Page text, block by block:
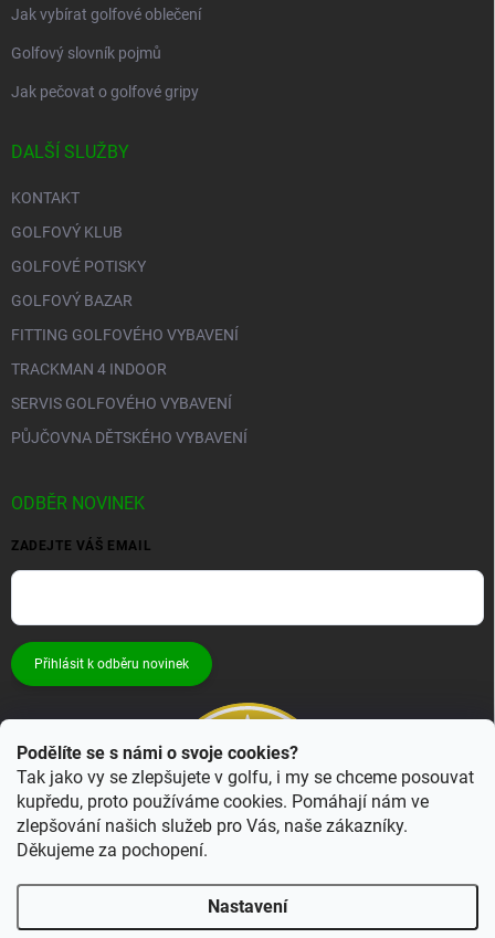
Podělíte se s námi o svoje cookies?
Tak jako vy se zlepšujete v golfu, i my se chceme posouvat
kupředu, proto používáme cookies. Pomáhají nám ve
zlepšování našich služeb pro Vás, naše zákazníky.
Děkujeme za pochopení.
Nastavení
Jak vybírat golfové oblečení
Golfový slovník pojmů
Jak pečovat o golfové gripy
DALŠÍ SLUŽBY
KONTAKT
GOLFOVÝ KLUB
GOLFOVÉ POTISKY
GOLFOVÝ BAZAR
FITTING GOLFOVÉHO VYBAVENÍ
TRACKMAN 4 INDOOR
SERVIS GOLFOVÉHO VYBAVENÍ
PŮJČOVNA DĚTSKÉHO VYBAVENÍ
ODBĚR NOVINEK
ZADEJTE VÁŠ EMAIL
Přihlásit k odběru novinek